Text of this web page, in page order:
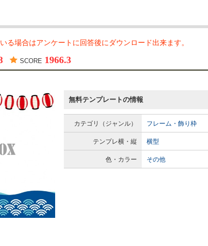
る場合はアンケートに回答後にダウンロード出来ます。
SCORE 1966.3
無料テンプレートの情報
カテゴリ（ジャンル） フレーム・飾り枠
テンプレ横・縦 横型
色・カラー その他